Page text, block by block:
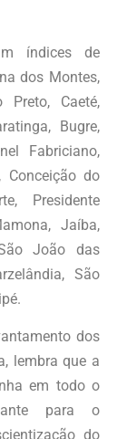
índices de
dos Montes,
Preto, Caeté,
Bugre,
Fabriciano,
Conceição do
Presidente
Jaíba,
João das
São
dos
lembra que a
em todo o
para o
do